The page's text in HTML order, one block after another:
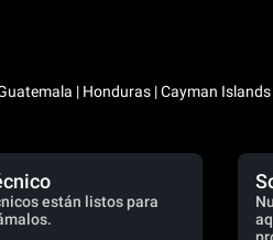
| Honduras | Cayman
están listos para